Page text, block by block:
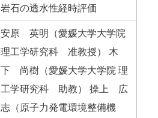
岩石の透水性経時評価
安原 英明（愛媛大学大学院
理工学研究科 准教授） 木
下 尚樹（愛媛大学大学院 理
工学研究科 助教） 操上 広
志（原子力発電環境整備機